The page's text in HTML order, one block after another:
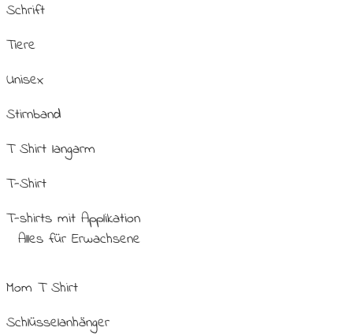
Schrift
Tiere
Unisex
Stirnband
T Shirt langarm
T-Shirt
T-shirts mit Applikation
Alles für Erwachsene
Mom T Shirt
Schlüsselanhänger